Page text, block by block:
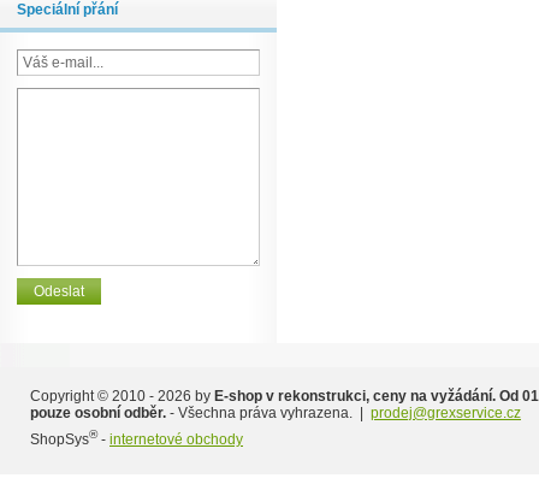
Speciální přání
Copyright © 2010 - 2026 by E-shop v rekonstrukci, ceny na vyžádání. Od
pouze osobní odběr. - Všechna práva vyhrazena. | prodej@grexservice.cz
ShopSys®- internetové obchody